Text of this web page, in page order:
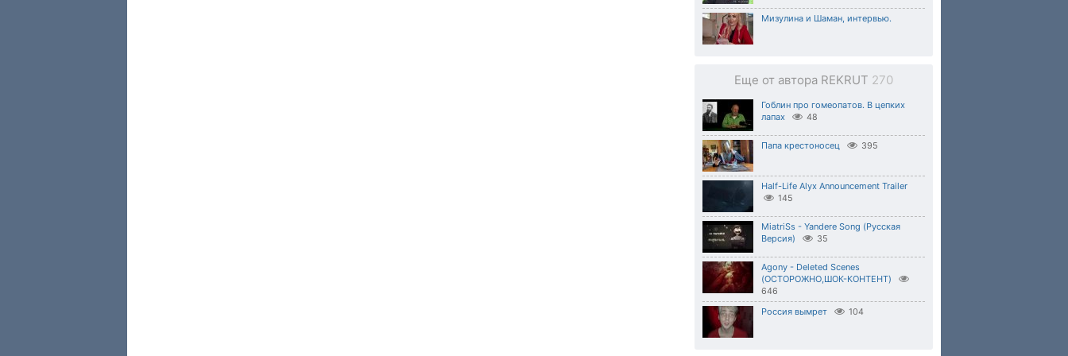
Мизулина и Шаман, интервью.
Еще от автора REKRUT 270
Гоблин про гомеопатов. В цепких
лапах
48
Папа крестоносец 395
Half-Life Alyx Announcement Trailer
145
MiatriSs - Yandere Song (Русская
Версия)
35
Agony - Deleted Scenes
(ОСТОРОЖНО,ШОК-КОНТЕНТ)
646
Россия вымрет 104